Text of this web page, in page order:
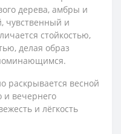
дерева, амбры и
чувственный и
стойкостью,
делая образ
раскрывается весной
и вечернего
и лёгкость